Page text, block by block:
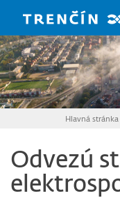
Hlavná stránka
Odvezú